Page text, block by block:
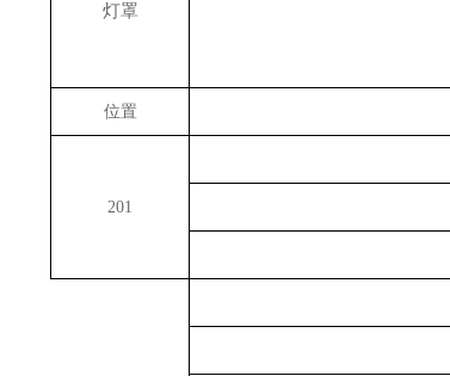
灯罩
位置
201